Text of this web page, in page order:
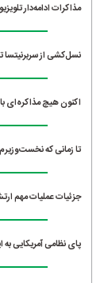
مذاکرات ادامه‌دار
نسل‌کشی از سربرنیتسا
اکنون هیچ مذاکره‌ای با
تا زمانی که
جزئیات عملیات مهم
پای نظامی آمریکایی به